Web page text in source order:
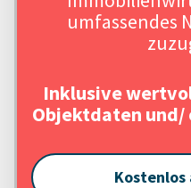
umfassendes
Inklusive
Objektdaten
Kostenlos